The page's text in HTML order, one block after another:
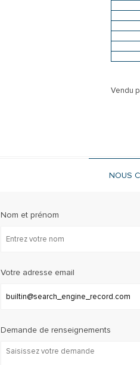
Vendu
NOUS
Nom et prénom
Votre adresse email
Demande de renseignements